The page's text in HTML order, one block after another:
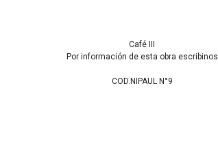
Café III
Por información de esta obra escribinos
COD.NIPAUL N°9